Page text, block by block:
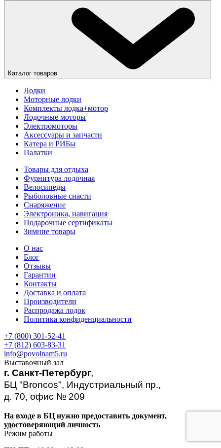
Каталог товаров
Лодки
Моторные лодки
Комплекты лодка+мотор
Лодочные моторы
Электромоторы
Аксессуары и запчасти
Катера и РИБы
Палатки
Товары для отдыха
Фурнитура лодочная
Велосипеды
Рыболовные снасти
Снаряжение
Электроника, навигация
Подарочные сертификаты
Зимние товары
О нас
Блог
Отзывы
Гарантии
Контакты
Доставка и оплата
Производители
Распродажа лодок
Политика конфиденциальности
+7 (800) 301-52-41
+7 (812) 603-83-31
info@povolnam5.ru
Выставочный зал
г. Санкт-Петербург,
БЦ "Broncos", Индустриальный пр.,
д. 70, офис № 209
На входе в БЦ нужно предоставить документ,
удостоверяющий личность
Режим работы